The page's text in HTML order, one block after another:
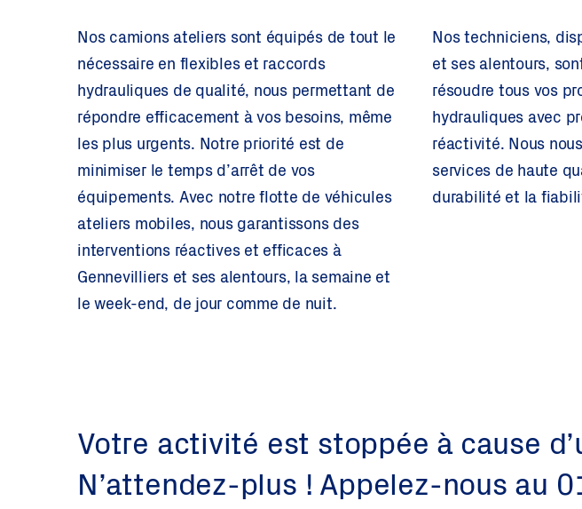
Nos camions ateliers sont équipés de tout le
nécessaire en flexibles et raccords
hydrauliques de qualité, nous permettant de
répondre efficacement à vos besoins, même
les plus urgents. Notre priorité est de
minimiser le temps d’arrêt de vos
équipements. Avec notre flotte de véhicules
ateliers mobiles, nous garantissons des
interventions réactives et efficaces à
Gennevilliers et ses alentours, la semaine et
le week-end, de jour comme de nuit.
Nos techniciens,
et ses alentours,
résoudre tous vos
hydrauliques avec
réactivité. Nous
services de haute
durabilité et la
Votre activité est stoppée à cause
N’attendez-plus ! Appelez-nous au